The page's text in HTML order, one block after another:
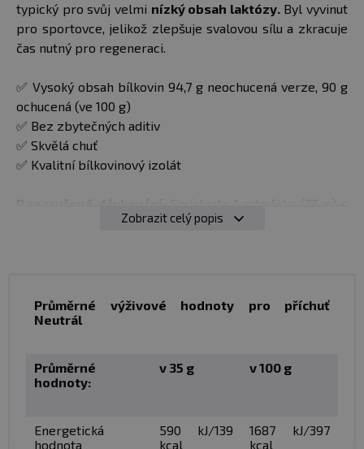
typický pro svůj velmi nízký obsah laktózy.Byl vyvinut
pro sportovce, jelikož zlepšuje svalovou sílu a zkracuje
čas nutný pro regeneraci.
✅ Vysoký obsah bílkovin 94,7 g neochucená verze, 90 g
ochucená (ve 100 g)
✅ Bez zbytečných aditiv
✅ Skvělá chuť
✅ Kvalitní bílkovinový izolát
300 ml vody. Použijte mixer nebo šejkr a ihned
Balení: 2000 g
Dávka: 35 g
Minimální trvanlivost: viz obal
Zobrazit celý popis
Průměrné výživové hodnoty pro příchuť
Neutrál
Průměrné
hodnoty:
v 35 g v 100 g
Energetická
hodnota
590 kJ/139
kcal
1687 kJ/397
kcal